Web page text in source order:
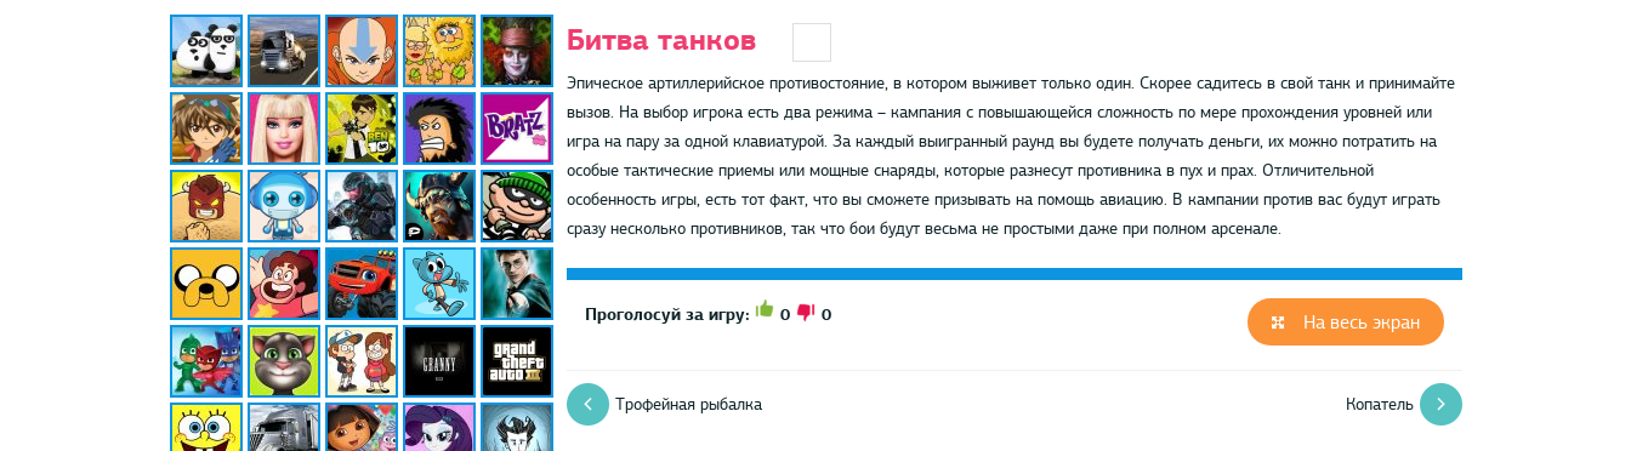
Битва танков
Эпическое артиллерийское противостояние, в котором выживет только один. Скорее садитесь в свой танк и принимайте
вызов. На выбор игрока есть два режима – кампания с повышающейся сложность по мере прохождения уровней или
игра на пару за одной клавиатурой. За каждый выигранный раунд вы будете получать деньги, их можно потратить на
особые тактические приемы или мощные снаряды, которые разнесут противника в пух и прах. Отличительной
особенность игры, есть тот факт, что вы сможете призывать на помощь авиацию. В кампании против вас будут играть
сразу несколько противников, так что бои будут весьма не простыми даже при полном арсенале.
На весь экран
Проголосуй за игру: 0 0
Трофейная рыбалка Копатель